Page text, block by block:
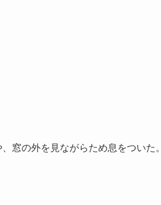
窓の外を見ながらため息をついた。